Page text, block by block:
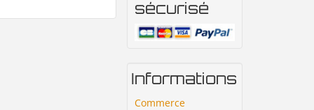
sécurisé
Informations
Commerce